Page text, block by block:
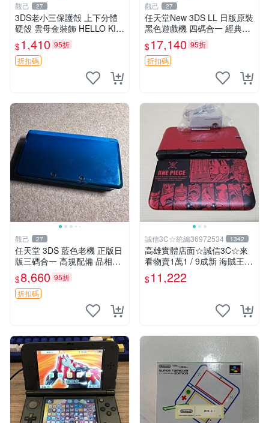
觀己 27
3DS老小三保護殻 上下分體
硬殼 雲母金裝飾 HELLO KIT
TY主題 超厚實非透氣設計 成
色極佳 正品未開封 新古如初
3DS 保護殼 hello
$1,410 95折
折扣碼
觀己 27
任天堂New 3DS LL 日版原裝
黑色遊戲機 四碼合一 經典款
式 兩片式螢幕 攝錄中古 此機
雙TN 屏老發黃 全部功能正常
避免爭議 新大三 白板
$17,140 95折
折扣碼
觀己 27
任天堂 3DS 藍色老機 正版日
版三碼合一 高規配備 品相優
良 5437 日版原裝 任天堂3D
S 老機 老化屏幕 網購推薦 54
37 日版 任天堂3DS
$8,660 95折
折扣碼
誠信3C☆統編36972534 1342
高雄實體店面☆誠信3C☆來
看物賣1萬1 / 9成新 海賊王
限定版 無改機 任天堂 3DS L
L 日規主機 二手功能正常 也
$11,222